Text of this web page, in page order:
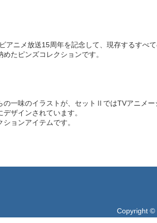
アニメ放送15周年を記念して、現存するすべ
たピンズコレクションです。
一味のイラストが、セットⅡではTVアニメー
ザインされています。
ョンアイテムです。
Copyright ©